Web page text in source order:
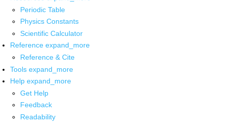
Periodic Table
Physics Constants
Scientific Calculator
Reference expand_more
Reference & Cite
Tools expand_more
Help expand_more
Get Help
Feedback
Readability